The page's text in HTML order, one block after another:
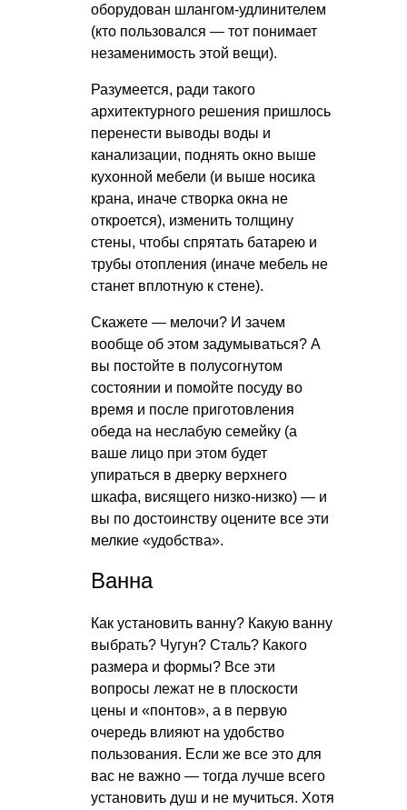
оборудован шлангом-удлинителем
(кто пользовался — тот понимает
незаменимость этой вещи).
Разумеется, ради такого
архитектурного решения пришлось
перенести выводы воды и
канализации, поднять окно выше
кухонной мебели (и выше носика
крана, иначе створка окна не
откроется), изменить толщину
стены, чтобы спрятать батарею и
трубы отопления (иначе мебель не
станет вплотную к стене).
Скажете — мелочи? И зачем
вообще об этом задумываться? А
вы постойте в полусогнутом
состоянии и помойте посуду во
время и после приготовления
обеда на неслабую семейку (а
ваше лицо при этом будет
упираться в дверку верхнего
шкафа, висящего низко-низко) — и
вы по достоинству оцените все эти
мелкие «удобства».
Ванна
Как установить ванну? Какую ванну
выбрать? Чугун? Сталь? Какого
размера и формы? Все эти
вопросы лежат не в плоскости
цены и «понтов», а в первую
очередь влияют на удобство
пользования. Если же все это для
вас не важно — тогда лучше всего
установить душ и не мучиться. Хотя